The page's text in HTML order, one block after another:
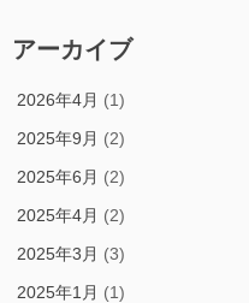
アーカイブ
2026年4月 (1)
2025年9月 (2)
2025年6月 (2)
2025年4月 (2)
2025年3月 (3)
2025年1月 (1)